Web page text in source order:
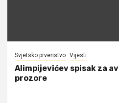
Svjetsko prvenstvo Vijesti
Alimpijevićev spisak za
prozore